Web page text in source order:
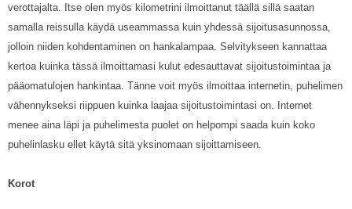
verottajalta. Itse olen myös kilometrini ilmoittanut täällä sillä saatan
samalla reissulla käydä useammassa kuin yhdessä sijoitusasunnossa,
jolloin niiden kohdentaminen on hankalampaa. Selvitykseen kannattaa
kertoa kuinka tässä ilmoittamasi kulut edesauttavat sijoitustoimintaa ja
pääomatulojen hankintaa. Tänne voit myös ilmoittaa internetin, puhelimen
vähennykseksi riippuen kuinka laajaa sijoitustoimintasi on. Internet
menee aina läpi ja puhelimesta puolet on helpompi saada kuin koko
puhelinlasku ellet käytä sitä yksinomaan sijoittamiseen.
Korot